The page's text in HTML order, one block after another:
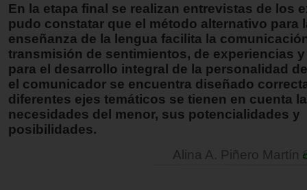
En la etapa final se realizan entrevistas de los
pudo constatar que el método alternativo para
enseñanza de la lengua facilita la
transmisión de sentimientos, de experiencias
para el desarrollo integral de la personalidad
el comunicador se encuentra diseñado
diferentes ejes temáticos se tienen en cuenta
necesidades del menor, sus potencialidades y
posibilidades.
Alina A. Piñero Martín